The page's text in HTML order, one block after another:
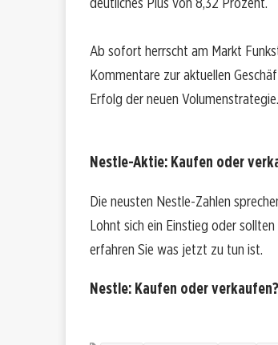
Ab sofort herrscht am Markt
Kommentare zur aktuellen
Erfolg der neuen Volumenstrategie.
Nestle-Aktie: Kaufen oder
Die neusten Nestle-Zahlen
Lohnt sich ein Einstieg oder
erfahren Sie was jetzt zu tun ist.
Nestle: Kaufen oder verkaufen?